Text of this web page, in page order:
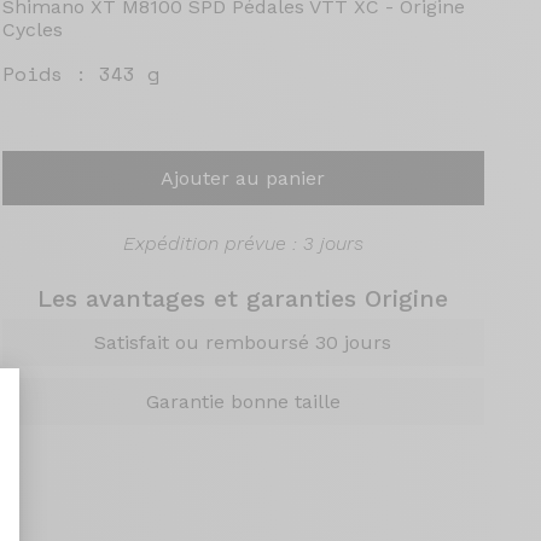
: Personnalisez vos Options
Shimano XT M8100 SPD Pédales VTT XC - Origine
Cycles
Poids : 343 g
Ajouter au panier
Expédition prévue : 3 jours
Les avantages et garanties Origine
Satisfait ou remboursé 30 jours
Garantie bonne taille